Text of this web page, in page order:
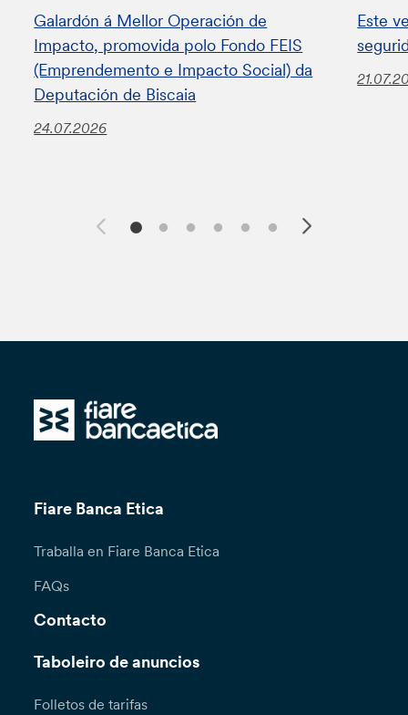
Galardón á Mellor Operación de
Impacto, promovida polo Fondo FEIS
(Emprendemento e Impacto Social) da
Deputación de Biscaia
24.07.2026
Este
Fiare Banca Etica
Traballa en Fiare Banca Etica
FAQs
Contacto
Taboleiro de anuncios
Folletos de tarifas